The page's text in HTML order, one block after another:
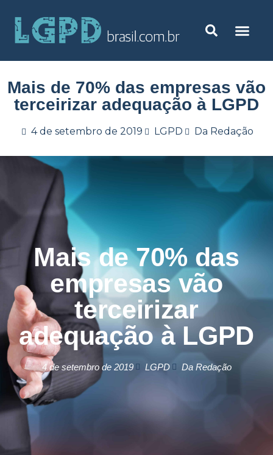
Mais de 70% das empresas vão
terceirizar adequação à LGPD
4 de setembro de 2019 LGPD Da Redação
Mais de 70% das
empresas vão
terceirizar
adequação à LGPD
4 de setembro de 2019 LGPD Da Redação